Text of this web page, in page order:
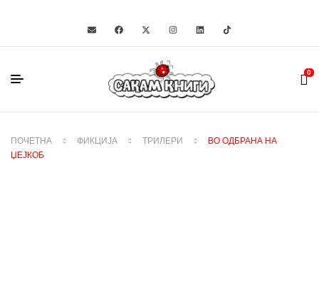
0
ПОЧЕТНА ФИКЦИЈА ТРИЛЕРИ
ВО ОДБРАНА НА
ЏЕЈКОБ